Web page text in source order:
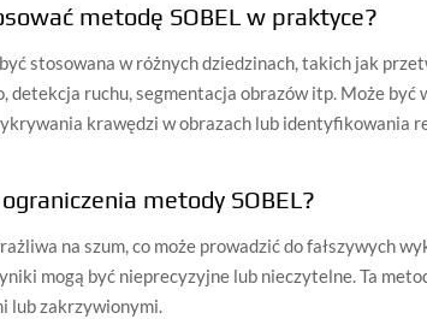
metodę SOBEL w praktyce?
stosowana w różnych dziedzinach, takich jak
detekcja ruchu, segmentacja obrazów itp. Może
krawędzi w obrazach lub identyfikowania
metody SOBEL?
na szum, co może prowadzić do fałszywych
mogą być nieprecyzyjne lub nieczytelne. Ta
lub zakrzywionymi.